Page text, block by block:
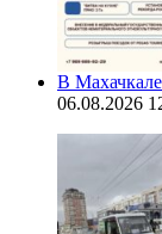
В
06.08.2026